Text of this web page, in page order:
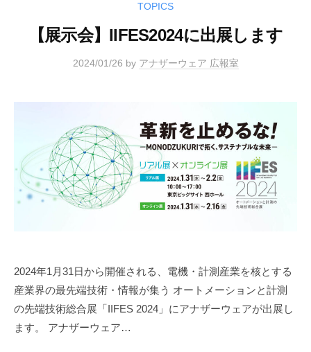
TOPICS
【展示会】IIFES2024に出展します
2024/01/26 by アナザーウェア 広報室
2024年1月31日から開催される、電機・計測産業を核とする
産業界の最先端技術・情報が集う オートメーションと計測
の先端技術総合展「IIFES 2024」にアナザーウェアが出展し
ます。 アナザーウェア…